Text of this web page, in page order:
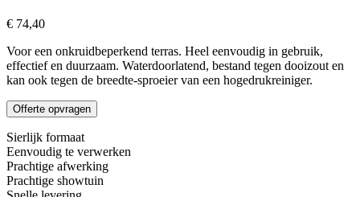
€ 74,40
Voor een onkruidbeperkend terras. Heel eenvoudig in gebruik,
effectief en duurzaam. Waterdoorlatend, bestand tegen dooizout en
kan ook tegen de breedte-sproeier van een hogedrukreiniger.
Offerte opvragen
Sierlijk formaat
Eenvoudig te verwerken
Prachtige afwerking
Prachtige showtuin